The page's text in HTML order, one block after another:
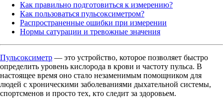
Как правильно подготовиться к измерению?
Как пользоваться пульсоксиметром?
Распространенные ошибки при измерении
Нормы сатурации и тревожные значения
Пульсоксиметр — это устройство, которое позволяет быстро
определить уровень кислорода в крови и частоту пульса. В
настоящее время оно стало незаменимым помощником для
людей с хроническими заболеваниями дыхательной системы,
спортсменов и просто тех, кто следит за здоровьем.